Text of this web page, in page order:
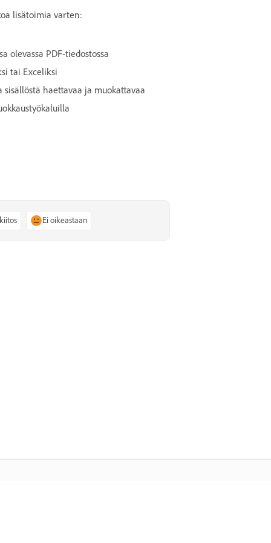
lisätoimia varten:
olevassa PDF-tiedostossa
tai Exceliksi
haettavaa ja muokattavaa
Ei oikeastaan